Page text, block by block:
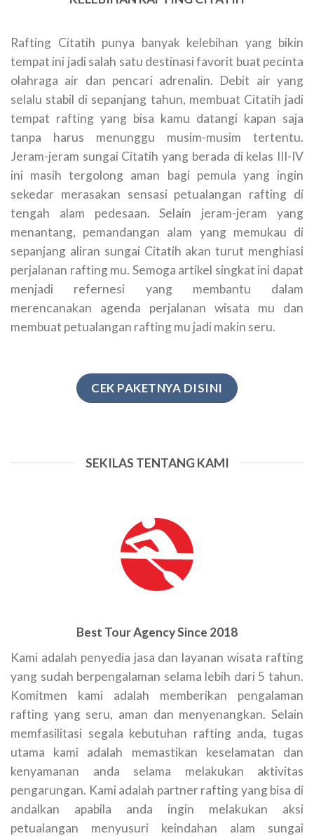
Rafting Citatih punya banyak kelebihan yang bikin
tempat ini jadi salah satu destinasi favorit buat pecinta
olahraga air dan pencari adrenalin. Debit air yang
selalu stabil di sepanjang tahun, membuat Citatih jadi
tempat rafting yang bisa kamu datangi kapan saja
tanpa harus menunggu musim-musim tertentu.
Jeram-jeram sungai Citatih yang berada di kelas III-IV
ini masih tergolong aman bagi pemula yang ingin
sekedar merasakan sensasi petualangan rafting di
tengah alam pedesaan. Selain jeram-jeram yang
menantang, pemandangan alam yang memukau di
sepanjang aliran sungai Citatih akan turut menghiasi
perjalanan rafting mu. Semoga artikel singkat ini dapat
menjadi refernesi yang membantu dalam
merencanakan agenda perjalanan wisata mu dan
membuat petualangan rafting mu jadi makin seru.
CEK PAKETNYA DISINI
SEKILAS TENTANG KAMI
Best Tour Agency Since 2018
Kami adalah penyedia jasa dan layanan wisata rafting
yang sudah berpengalaman selama lebih dari 5 tahun.
Komitmen kami adalah memberikan pengalaman
rafting yang seru, aman dan menyenangkan. Selain
memfasilitasi segala kebutuhan rafting anda, tugas
utama kami adalah memastikan keselamatan dan
kenyamanan anda selama melakukan aktivitas
pengarungan. Kami adalah partner rafting yang bisa di
andalkan apabila anda ingin melakukan aksi
petualangan menyusuri keindahan alam sungai